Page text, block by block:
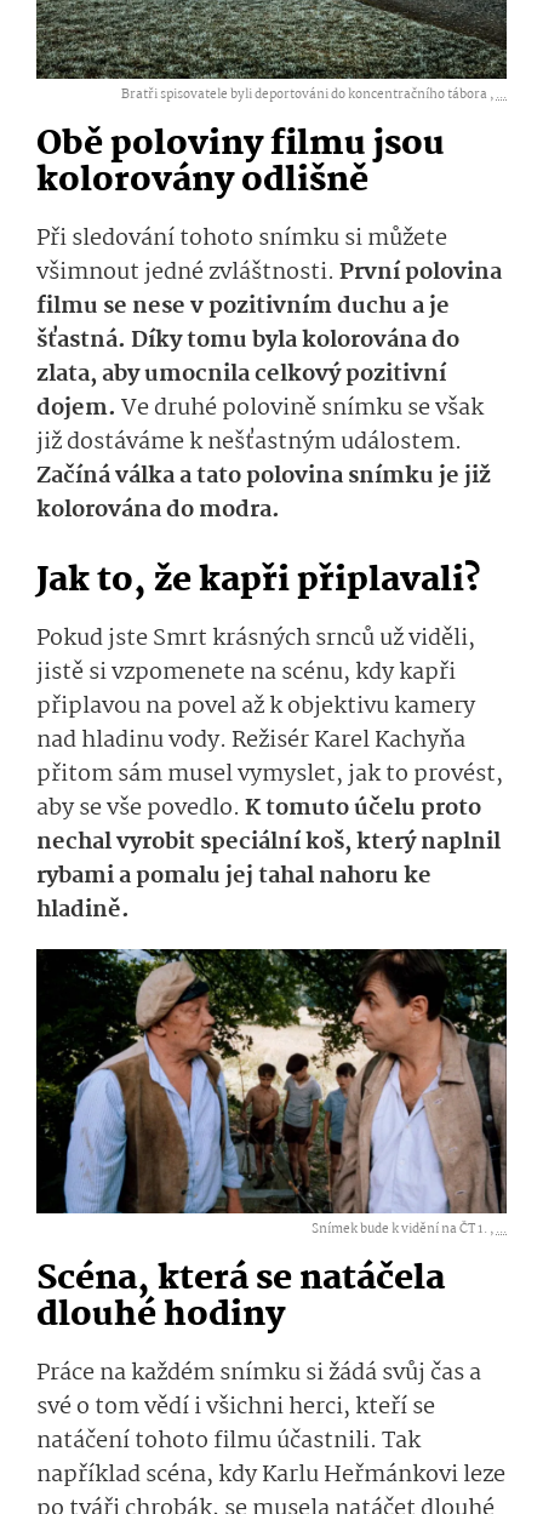
Bratři spisovatele byli deportováni do koncentračního tábora ,...
Obě poloviny filmu jsou
kolorovány odlišně
Při sledování tohoto snímku si můžete
všimnout jedné zvláštnosti. První polovina
filmu se nese v pozitivním duchu a je
šťastná. Díky tomu byla kolorována do
zlata, aby umocnila celkový pozitivní
dojem. Ve druhé polovině snímku se však
již dostáváme k nešťastným událostem.
Začíná válka a tato polovina snímku je již
kolorována do modra.
Jak to, že kapři připlavali?
Pokud jste Smrt krásných srnců už viděli,
jistě si vzpomenete na scénu, kdy kapři
připlavou na povel až k objektivu kamery
nad hladinu vody. Režisér Karel Kachyňa
přitom sám musel vymyslet, jak to provést,
aby se vše povedlo. K tomuto účelu proto
nechal vyrobit speciální koš, který naplnil
rybami a pomalu jej tahal nahoru ke
hladině.
Snímek bude k vidění na ČT 1. ,...
Scéna, která se natáčela
dlouhé hodiny
Práce na každém snímku si žádá svůj čas a
své o tom vědí i všichni herci, kteří se
natáčení tohoto filmu účastnili. Tak
například scéna, kdy Karlu Heřmánkovi leze